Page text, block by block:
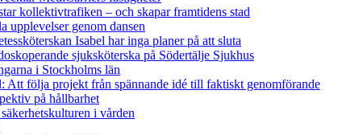
kollektivtrafiken – och skapar framtidens stad
upplevelser genom dansen
Isabel har inga planer på att sluta
sjuksköterska på Södertälje Sjukhus
i Stockholms län
Att följa projekt från spännande idé till faktiskt genomförande
på hållbarhet
i vården